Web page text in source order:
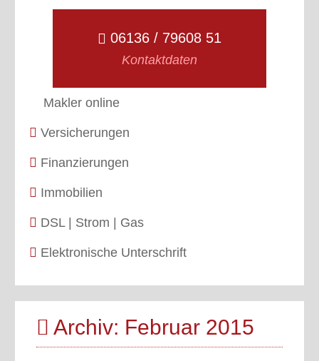
06136 / 79608 51
Kontaktdaten
Makler online
Versicherungen
Finanzierungen
Immobilien
DSL | Strom | Gas
Elektronische Unterschrift
Archiv: Februar 2015